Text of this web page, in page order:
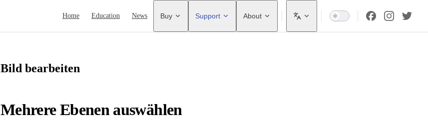
Home Education News Buy Support About
Bild bearbeiten
Mehrere Ebenen auswählen